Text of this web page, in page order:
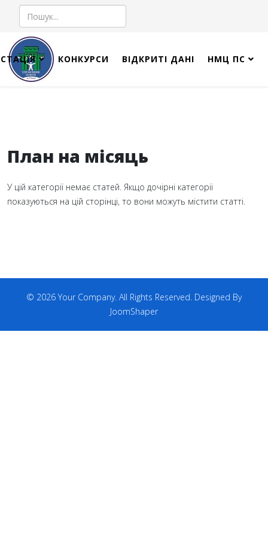
Пошук
КОНКУРСИ ВІДКРИТІ ДАНІ НМЦ ПС
План на місяць
У цій категорії немає статей. Якщо дочірні категорії
показуються на цій сторінці, то вони можуть містити статті.
© 2026 Your Company. All Rights Reserved. Designed By
JoomShaper